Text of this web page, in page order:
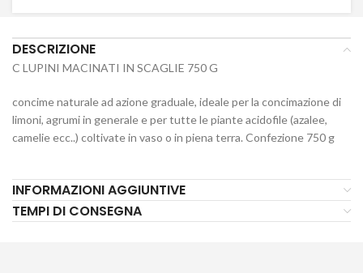
DESCRIZIONE
C LUPINI MACINATI IN SCAGLIE 750 G
concime naturale ad azione graduale, ideale per la concimazione di
limoni, agrumi in generale e per tutte le piante acidofile (azalee,
camelie ecc..) coltivate in vaso o in piena terra. Confezione 750 g
INFORMAZIONI AGGIUNTIVE
TEMPI DI CONSEGNA